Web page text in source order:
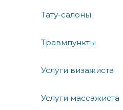
Тату-салоны
Травмпункты
Услуги визажиста
Услуги массажиста